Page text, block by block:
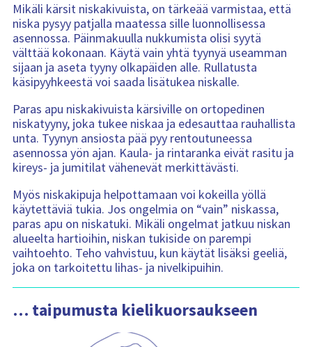
Mikäli kärsit niskakivuista, on tärkeää varmistaa, että
niska pysyy patjalla maatessa sille luonnollisessa
asennossa. Päinmakuulla nukkumista olisi syytä
välttää kokonaan. Käytä vain yhtä tyynyä useamman
sijaan ja aseta tyyny olkapäiden alle. Rullatusta
käsipyyhkeestä voi saada lisätukea niskalle.
Paras apu niskakivuista kärsiville on ortopedinen
niskatyyny, joka tukee niskaa ja edesauttaa rauhallista
unta. Tyynyn ansiosta pää pyy rentoutuneessa
asennossa yön ajan. Kaula- ja rintaranka eivät rasitu ja
kireys- ja jumitilat vähenevät merkittävästi.
Myös niskakipuja helpottamaan voi kokeilla yöllä
käytettäviä tukia. Jos ongelmia on “vain” niskassa,
paras apu on niskatuki. Mikäli ongelmat jatkuu niskan
alueelta hartioihin, niskan tukiside on parempi
vaihtoehto. Teho vahvistuu, kun käytät lisäksi geeliä,
joka on tarkoitettu lihas- ja nivelkipuihin.
… taipumusta kielikuorsaukseen